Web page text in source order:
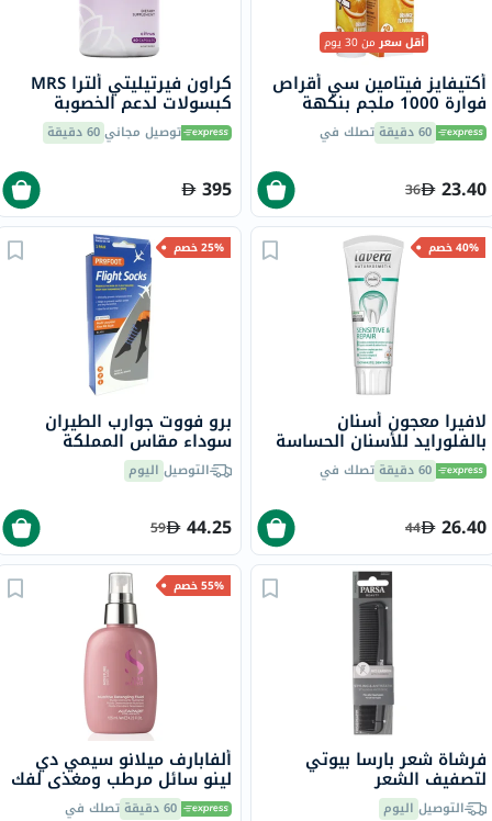
أقل سعرمن 30 يوم
أكتيفايز فيتامين سي أقراص
فوارة 1000 ملجم بنكهة
البرتقال حزمة من 20
60 دقيقة تصلك في
23.40
36
كراون فيرتيليتي ألترا MRS
كبسولات لدعم الخصوبة
للنساء، حزمة من 60 كبسولة
توصيل مجاني60 دقيقة
395
40% خصم
لافيرا معجون أسنان
بالفلورايد للأسنان الحساسة
والمُرممة، 75 مل
60 دقيقة تصلك في
26.40
44
25% خصم
برو فووت جوارب الطيران
سوداء مقاس المملكة
المتحدة 8-11، زوج واحد
P72002/2
التوصيل اليوم
44.25
59
فرشاة شعر بارسا بيوتي
لتصفيف الشعر
التوصيل اليوم
55% خصم
ألفابارف ميلانو سيمي دي
لينو سائل مرطب ومغذي لفك
تشابك الشعر الجاف 125 مل
60 دقيقة تصلك في